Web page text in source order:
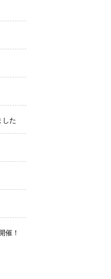
した
催！